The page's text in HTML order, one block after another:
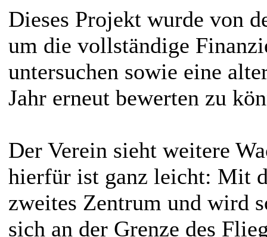
Dieses Projekt wurde von
um die vollständige
untersuchen sowie eine
Jahr erneut bewerten zu
Der Verein sieht weitere
hierfür ist ganz leicht: Mit
zweites Zentrum und wird
sich an der Grenze des